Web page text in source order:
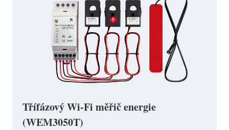
Třífázový Wi-Fi měřič energie
(WEM3050T)